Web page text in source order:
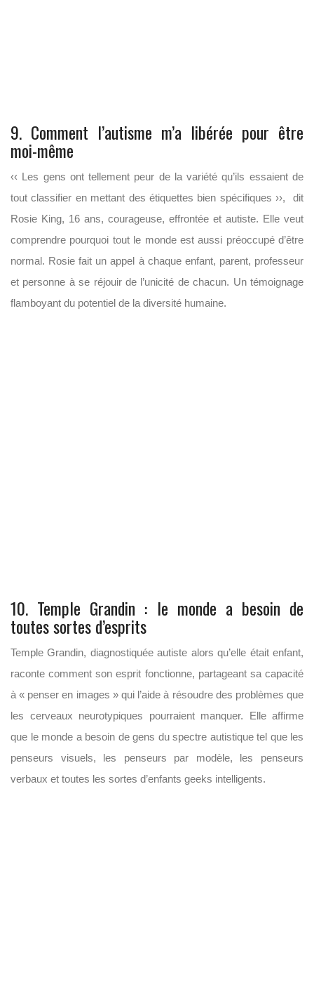
9. Comment l’autisme m’a libérée pour être
moi-même
‹‹ Les gens ont tellement peur de la variété qu’ils essaient de
tout classifier en mettant des étiquettes bien spécifiques ››, dit
Rosie King, 16 ans, courageuse, effrontée et autiste. Elle veut
comprendre pourquoi tout le monde est aussi préoccupé d’être
normal. Rosie fait un appel à chaque enfant, parent, professeur
et personne à se réjouir de l’unicité de chacun. Un témoignage
flamboyant du potentiel de la diversité humaine.
10. Temple Grandin : le monde a besoin de
toutes sortes d’esprits
Temple Grandin, diagnostiquée autiste alors qu’elle était enfant,
raconte comment son esprit fonctionne, partageant sa capacité
à « penser en images » qui l’aide à résoudre des problèmes que
les cerveaux neurotypiques pourraient manquer. Elle affirme
que le monde a besoin de gens du spectre autistique tel que les
penseurs visuels, les penseurs par modèle, les penseurs
verbaux et toutes les sortes d’enfants geeks intelligents.